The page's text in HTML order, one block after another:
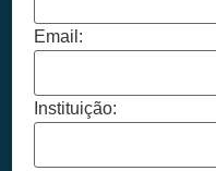
Email:
Instituição: